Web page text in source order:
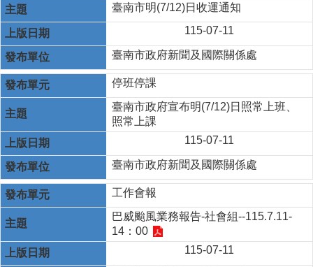
臺南市明(7/12)日收運通知
115-07-11
臺南市政府新聞及國際關係處
停班停課
臺南市政府宣布明(7/12)日照常上班、
照常上課
115-07-11
臺南市政府新聞及國際關係處
工作會報
巴威颱風業務報告-社會組--115.7.11-
14：00
115-07-11